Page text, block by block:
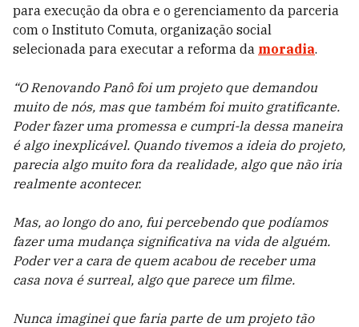
para execução da obra e o gerenciamento da parceria
com o Instituto Comuta, organização social
selecionada para executar a reforma da moradia.
“O Renovando Panô foi um projeto que demandou
muito de nós, mas que também foi muito gratificante.
Poder fazer uma promessa e cumpri-la dessa maneira
é algo inexplicável. Quando tivemos a ideia do projeto,
parecia algo muito fora da realidade, algo que não iria
realmente acontecer.
Mas, ao longo do ano, fui percebendo que podíamos
fazer uma mudança significativa na vida de alguém.
Poder ver a cara de quem acabou de receber uma
casa nova é surreal, algo que parece um filme.
Nunca imaginei que faria parte de um projeto tão